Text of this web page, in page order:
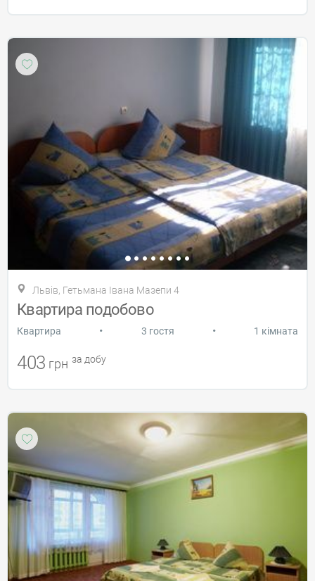
Львів, Гетьмана Івана Мазепи 4
Квартира подобово
Квартира • 3 гостя • 1 кімната
403 грн за добу